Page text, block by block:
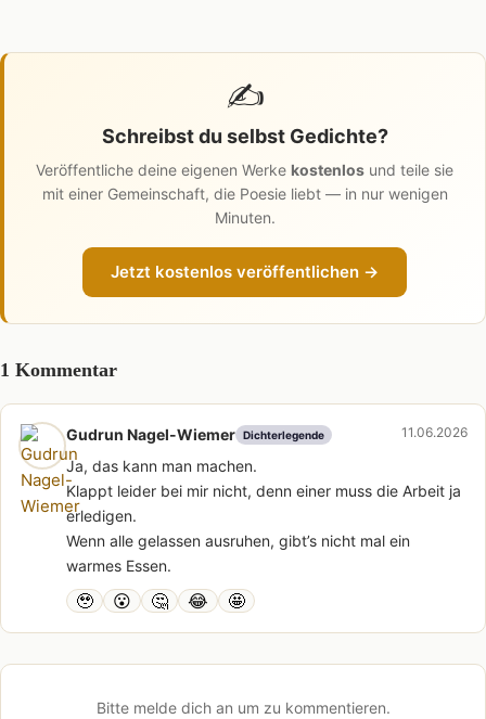
✍️
Schreibst du selbst Gedichte?
Veröffentliche deine eigenen Werke kostenlos und teile sie
mit einer Gemeinschaft, die Poesie liebt — in nur wenigen
Minuten.
Jetzt kostenlos veröffentlichen →
1 Kommentar
Gudrun Nagel-Wiemer Dichterlegende 11.06.2026
Ja, das kann man machen.
Klappt leider bei mir nicht, denn einer muss die Arbeit ja
erledigen.
Wenn alle gelassen ausruhen, gibt’s nicht mal ein
warmes Essen.
🥹 😮 🤔 😂 🤩
Bitte melde dich an um zu kommentieren.